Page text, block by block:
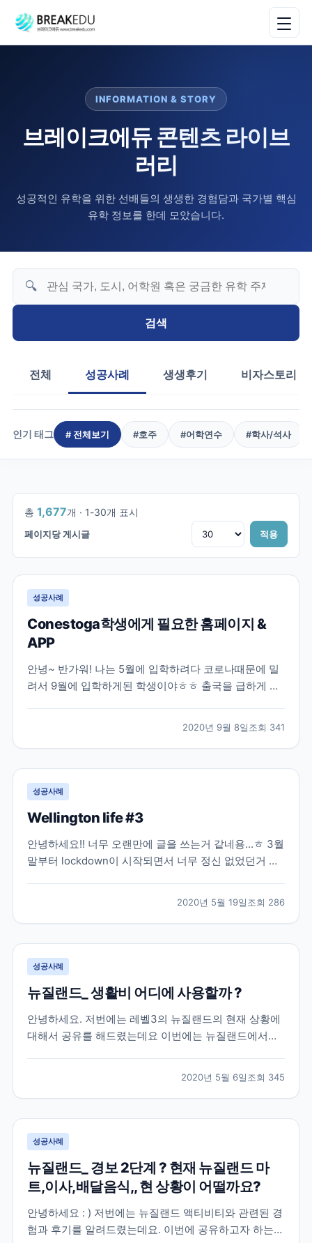
INFORMATION & STORY
브레이크에듀 콘텐츠 라이브
러리
성공적인 유학을 위한 선배들의 생생한 경험담과 국가별 핵심
유학 정보를 한데 모았습니다.
🔍
검색
전체 성공사례 생생후기 비자스토리
인기 태그 # 전체보기 #호주 #어학연수 #학사/석사
총 1,677개 · 1-30개 표시
페이지당 게시글 적용
1/56
성공사례
Conestoga학생에게 필요한 홈페이지 &
APP
안녕~ 반가워! 나는 5월에 입학하려다 코로나때문에 밀
려서 9월에 입학하게된 학생이야ㅎㅎ 출국을 급하게 서
서 말을 길게 잇지 못하고.. 말이 짧아졌어ㅋㅋ한국가게
되면 정신차리고 말 길게 할게! 여기선 반말로 적...
2020년 9월 8일조회 341
성공사례
Wellington life #3
안녕하세요!! 너무 오랜만에 글을 쓰는거 같네용...ㅎ 3월
말부터 lockdown이 시작되면서 너무 정신 없었던거 같
이번주에 level2로 변경이 되면서 드디어!!! 다음주부터
학교를 갈 수 있게 되었어요! 학교를...
2020년 5월 19일조회 286
성공사례
뉴질랜드_ 생활비 어디에 사용할까 ?
안녕하세요. 저번에는 레벨3의 뉴질랜드의 현재 상황에
대해서 공유를 해드렸는데요 이번에는 뉴질랜드에서의
분들이 정말 신경을 많이 쓰게 되는 부분 중에 하나죠 ?
그리고 가장 궁금한 부분이 아닐까 싶네요. 제...
2020년 5월 6일조회 345
성공사례
뉴질랜드_ 경보 2단계 ? 현재 뉴질랜드 마
트,이사,배달음식,, 현 상황이 어떨까요?
안녕하세요 : ) 저번에는 뉴질랜드 액티비티와 관련된 경
험과 후기를 알려드렸는데요. 이번에 공유하고자 하는